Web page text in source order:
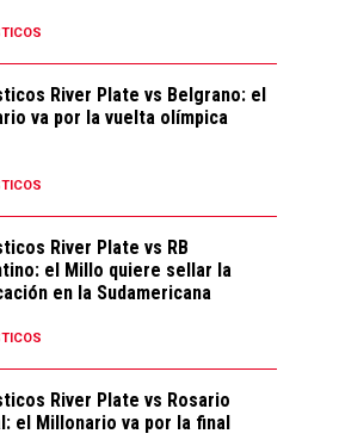
River Plate vs Belgrano: el
va por la vuelta olímpica
River Plate vs RB
el Millo quiere sellar la
en la Sudamericana
River Plate vs Rosario
el Millonario va por la final